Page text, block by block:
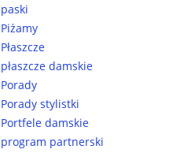
paski
Piżamy
Płaszcze
płaszcze damskie
Porady
Porady stylistki
Portfele damskie
program partnerski